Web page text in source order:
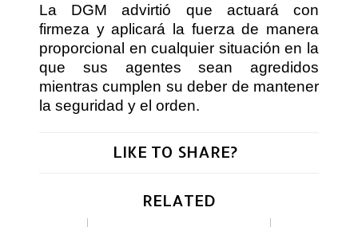
La DGM advirtió que actuará con
firmeza y aplicará la fuerza de manera
proporcional en cualquier situación en la
que sus agentes sean agredidos
mientras cumplen su deber de mantener
la seguridad y el orden.
LIKE TO SHARE?
RELATED